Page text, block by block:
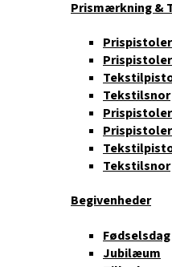
Prismærkning &
Tekstilsnor
Tekstilsnor
Begivenheder
Fødselsdag
Jubilæum